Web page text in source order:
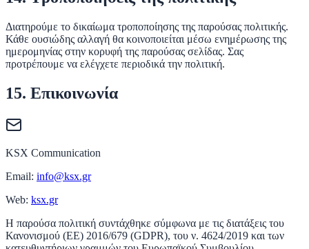
Διατηρούμε το δικαίωμα τροποποίησης της παρούσας πολιτικής.
Κάθε ουσιώδης αλλαγή θα κοινοποιείται μέσω ενημέρωσης της
ημερομηνίας στην κορυφή της παρούσας σελίδας. Σας
προτρέπουμε να ελέγχετε περιοδικά την πολιτική.
15. Επικοινωνία
KSX Communication
Email: info@ksx.gr
Web: ksx.gr
Η παρούσα πολιτική συντάχθηκε σύμφωνα με τις διατάξεις του
Κανονισμού (ΕΕ) 2016/679 (GDPR), του ν. 4624/2019 και των